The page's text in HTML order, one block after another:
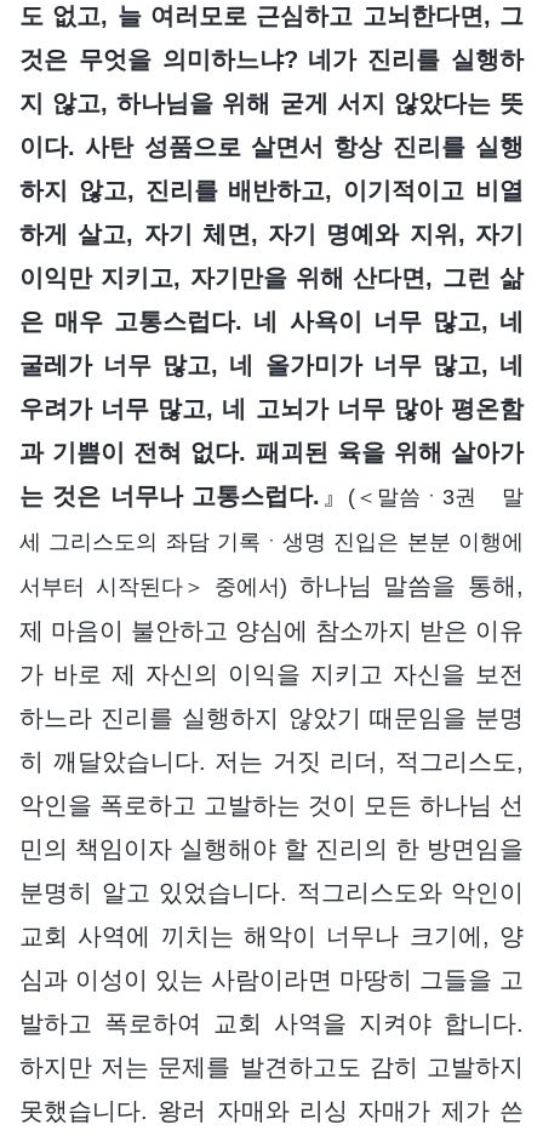
도 없고, 늘 여러모로 근심하고 고뇌한다면, 그
것은 무엇을 의미하느냐? 네가 진리를 실행하
지 않고, 하나님을 위해 굳게 서지 않았다는 뜻
이다. 사탄 성품으로 살면서 항상 진리를 실행
하지 않고, 진리를 배반하고, 이기적이고 비열
하게 살고, 자기 체면, 자기 명예와 지위, 자기
이익만 지키고, 자기만을 위해 산다면, 그런 삶
은 매우 고통스럽다. 네 사욕이 너무 많고, 네
굴레가 너무 많고, 네 올가미가 너무 많고, 네
우려가 너무 많고, 네 고뇌가 너무 많아 평온함
과 기쁨이 전혀 없다. 패괴된 육을 위해 살아가
는 것은 너무나 고통스럽다. 』 (＜말씀ㆍ3권 말
세 그리스도의 좌담 기록ㆍ생명 진입은 본분 이행에
서부터 시작된다＞ 중에서) 하나님 말씀을 통해,
제 마음이 불안하고 양심에 참소까지 받은 이유
가 바로 제 자신의 이익을 지키고 자신을 보전
하느라 진리를 실행하지 않았기 때문임을 분명
히 깨달았습니다. 저는 거짓 리더, 적그리스도,
악인을 폭로하고 고발하는 것이 모든 하나님 선
민의 책임이자 실행해야 할 진리의 한 방면임을
분명히 알고 있었습니다. 적그리스도와 악인이
교회 사역에 끼치는 해악이 너무나 크기에, 양
심과 이성이 있는 사람이라면 마땅히 그들을 고
발하고 폭로하여 교회 사역을 지켜야 합니다.
하지만 저는 문제를 발견하고도 감히 고발하지
못했습니다. 왕러 자매와 리싱 자매가 제가 쓴